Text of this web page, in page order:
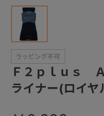
Ｆ２ｐｌｕｓ
ライナー(ロイヤ